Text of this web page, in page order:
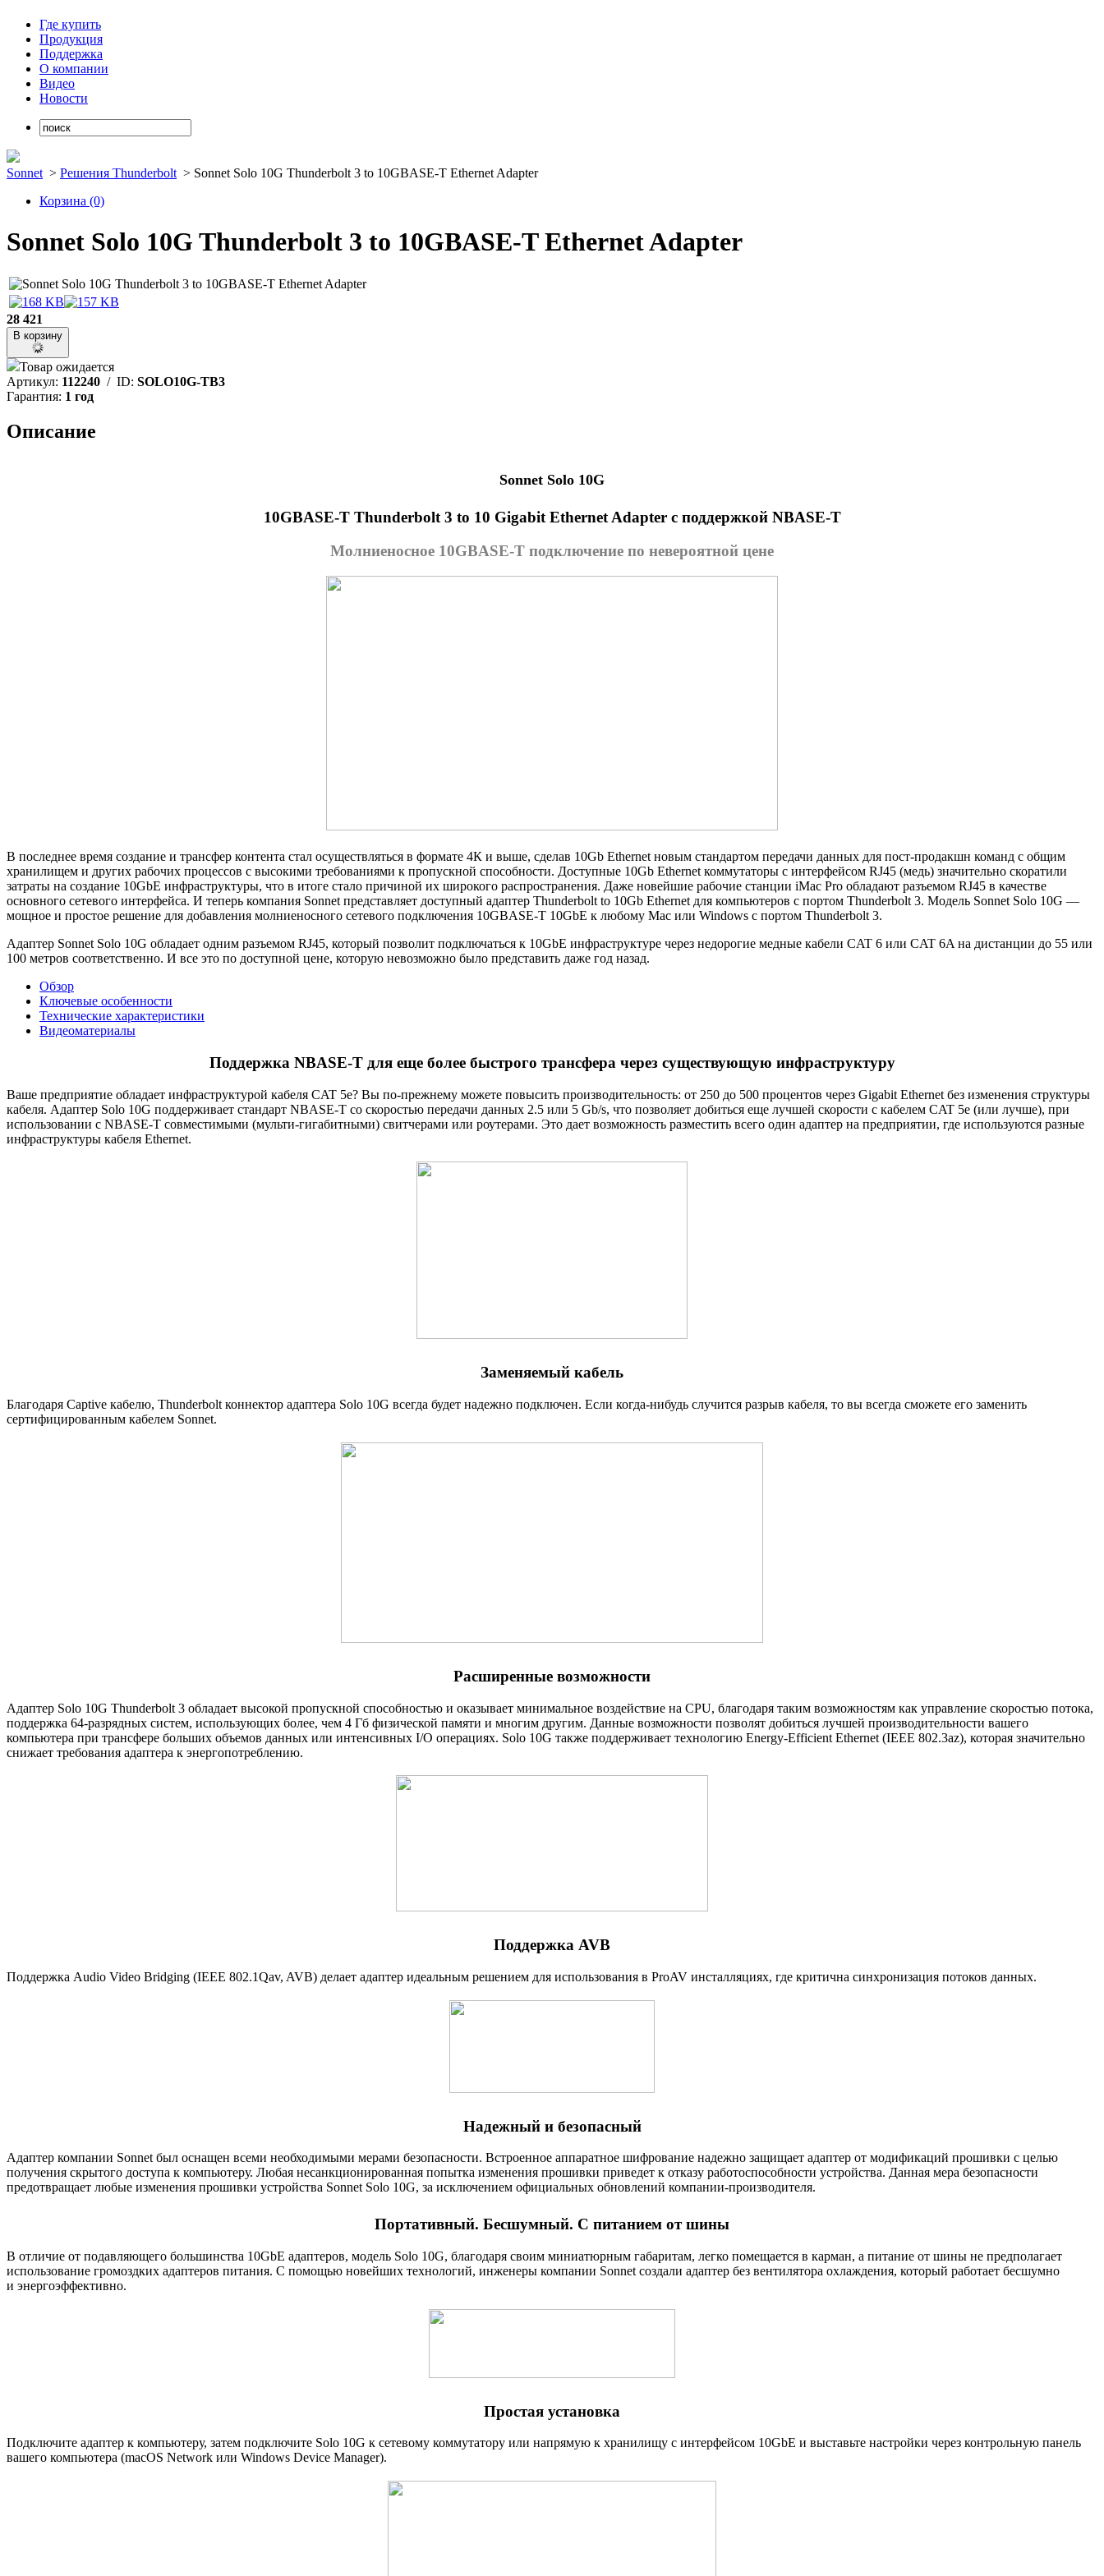
Где купить
Продукция
Поддержка
О компании
Видео
Новости
Sonnet > Решения Thunderbolt > Sonnet Solo 10G Thunderbolt 3 to 10GBASE-T Ethernet Adapter
Корзина (0)
Sonnet Solo 10G Thunderbolt 3 to 10GBASE-T Ethernet Adapter
28 421
В корзину
Товар ожидается
Артикул: 112240 / ID: SOLO10G-TB3
Гарантия: 1 год
Описание
Sonnet Solo 10G
10GBASE-T Thunderbolt 3 to 10 Gigabit Ethernet Adapter с поддержкой NBASE-T
Молниеносное 10GBASE-T подключение по невероятной цене
В последнее время создание и трансфер контента стал осуществляться в формате 4К и выше, сделав 10Gb Ethernet новым стандартом передачи данных для пост-продакшн команд с общим
хранилищем и других рабочих процессов с высокими требованиями к пропускной способности. Доступные 10Gb Ethernet коммутаторы с интерфейсом RJ45 (медь) значительно скоратили
затраты на создание 10GbE инфраструктуры, что в итоге стало причиной их широкого распространения. Даже новейшие рабочие станции iMac Pro обладают разъемом RJ45 в качестве
основного сетевого интерфейса. И теперь компания Sonnet представляет доступный адаптер Thunderbolt to 10Gb Ethernet для компьютеров с портом Thunderbolt 3. Модель Sonnet Solo 10G —
мощное и простое решение для добавления молниеносного сетевого подключения 10GBASE-T 10GbE к любому Mac или Windows с портом Thunderbolt 3.
Адаптер Sonnet Solo 10G обладает одним разъемом RJ45, который позволит подключаться к 10GbE инфраструктуре через недорогие медные кабели CAT 6 или CAT 6A на дистанции до 55 или
100 метров соответственно. И все это по доступной цене, которую невозможно было представить даже год назад.
Обзор
Ключевые особенности
Технические характеристики
Видеоматериалы
Поддержка NBASE-Tдля еще более быстрого трансфера через существующую инфраструктуру
Ваше предприятие обладает инфраструктурой кабеля CAT 5e? Вы по-прежнему можете повысить производительность: от 250 до 500 процентов через Gigabit Ethernet без изменения структуры
кабеля. Адаптер Solo 10G поддерживает стандарт NBASE-T со скоростью передачи данных 2.5 или 5 Gb/s, что позволяет добиться еще лучшей скорости с кабелем CAT 5e (или лучше), при
использовании с NBASE-T совместимыми (мульти-гигабитными) свитчерами или роутерами. Это дает возможность разместить всего один адаптер на предприятии, где используются разные
инфраструктуры кабеля Ethernet.
Заменяемый кабель
Благодаря Captive кабелю, Thunderbolt коннектор адаптера Solo 10G всегда будет надежно подключен. Если когда-нибудь случится разрыв кабеля, то вы всегда сможете его заменить
сертифицированным кабелем Sonnet.
Расширенные возможности
Адаптер Solo 10G Thunderbolt 3 обладает высокой пропускной способностью и оказывает минимальное воздействие на CPU, благодаря таким возможностям как управление скоростью потока,
поддержка 64-разрядных систем, использующих более, чем 4 Гб физической памяти и многим другим. Данные возможности позволят добиться лучшей производительности вашего
компьютера при трансфере больших объемов данных или интенсивных I/O операциях. Solo 10G также поддерживает технологию Energy-Efficient Ethernet (IEEE 802.3az), которая значительно
снижает требования адаптера к энергопотреблению.
Поддержка AVB
Поддержка Audio Video Bridging (IEEE 802.1Qav, AVB) делает адаптер идеальным решением для использования в ProAV инсталляциях, где критична синхронизация потоков данных.
Надежный и безопасный
Адаптер компании Sonnet был оснащен всеми необходимыми мерами безопасности. Встроенное аппаратное шифрование надежно защищает адаптер от модификаций прошивки с целью
получения скрытого доступа к компьютеру. Любая несанкционированная попытка изменения прошивки приведет к отказу работоспособности устройства. Данная мера безопасности
предотвращает любые изменения прошивки устройства Sonnet Solo 10G, за исключением официальных обновлений компании-производителя.
Портативный. Бесшумный. С питанием от шины
В отличие от подавляющего большинства 10GbE адаптеров, модель Solo 10G, благодаря своим миниатюрным габаритам, легко помещается в карман, а питание от шины не предполагает
использование громоздких адаптеров питания. С помощью новейших технологий, инженеры компании Sonnet создали адаптер без вентилятора охлаждения, который работает бесшумно
и энергоэффективно.
Простая установка
Подключите адаптер к компьютеру, затем подключите Solo 10G к сетевому коммутатору или напрямую к хранилищу с интерфейсом 10GbE и выставьте настройки через контрольную панель
вашего компьютера (macOS Network или Windows Device Manager).